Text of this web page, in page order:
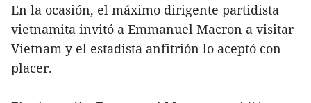
En la ocasión, el máximo dirigente partidista
vietnamita invitó a Emmanuel Macron a visitar
Vietnam y el estadista anfitrión lo aceptó con
placer.